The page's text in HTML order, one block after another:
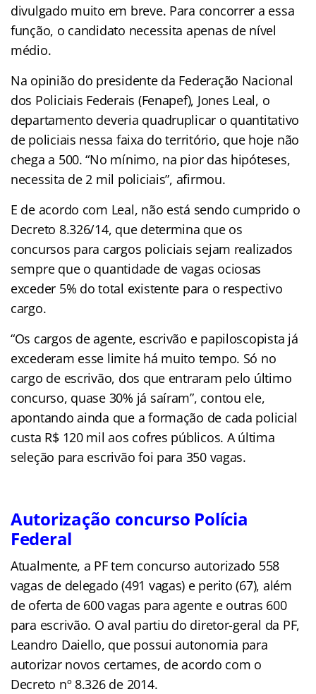
divulgado muito em breve. Para concorrer a essa
função, o candidato necessita apenas de nível
médio.
Na opinião do presidente da Federação Nacional
dos Policiais Federais (Fenapef), Jones Leal, o
departamento deveria quadruplicar o quantitativo
de policiais nessa faixa do território, que hoje não
chega a 500. “No mínimo, na pior das hipóteses,
necessita de 2 mil policiais”, afirmou.
E de acordo com Leal, não está sendo cumprido o
Decreto 8.326/14, que determina que os
concursos para cargos policiais sejam realizados
sempre que o quantidade de vagas ociosas
exceder 5% do total existente para o respectivo
cargo.
“Os cargos de agente, escrivão e papiloscopista já
excederam esse limite há muito tempo. Só no
cargo de escrivão, dos que entraram pelo último
concurso, quase 30% já saíram”, contou ele,
apontando ainda que a formação de cada policial
custa R$ 120 mil aos cofres públicos. A última
seleção para escrivão foi para 350 vagas.
Autorização concurso Polícia
Federal
Atualmente, a PF tem concurso autorizado 558
vagas de delegado (491 vagas) e perito (67), além
de oferta de 600 vagas para agente e outras 600
para escrivão. O aval partiu do diretor-geral da PF,
Leandro Daiello, que possui autonomia para
autorizar novos certames, de acordo com o
Decreto nº 8.326 de 2014.